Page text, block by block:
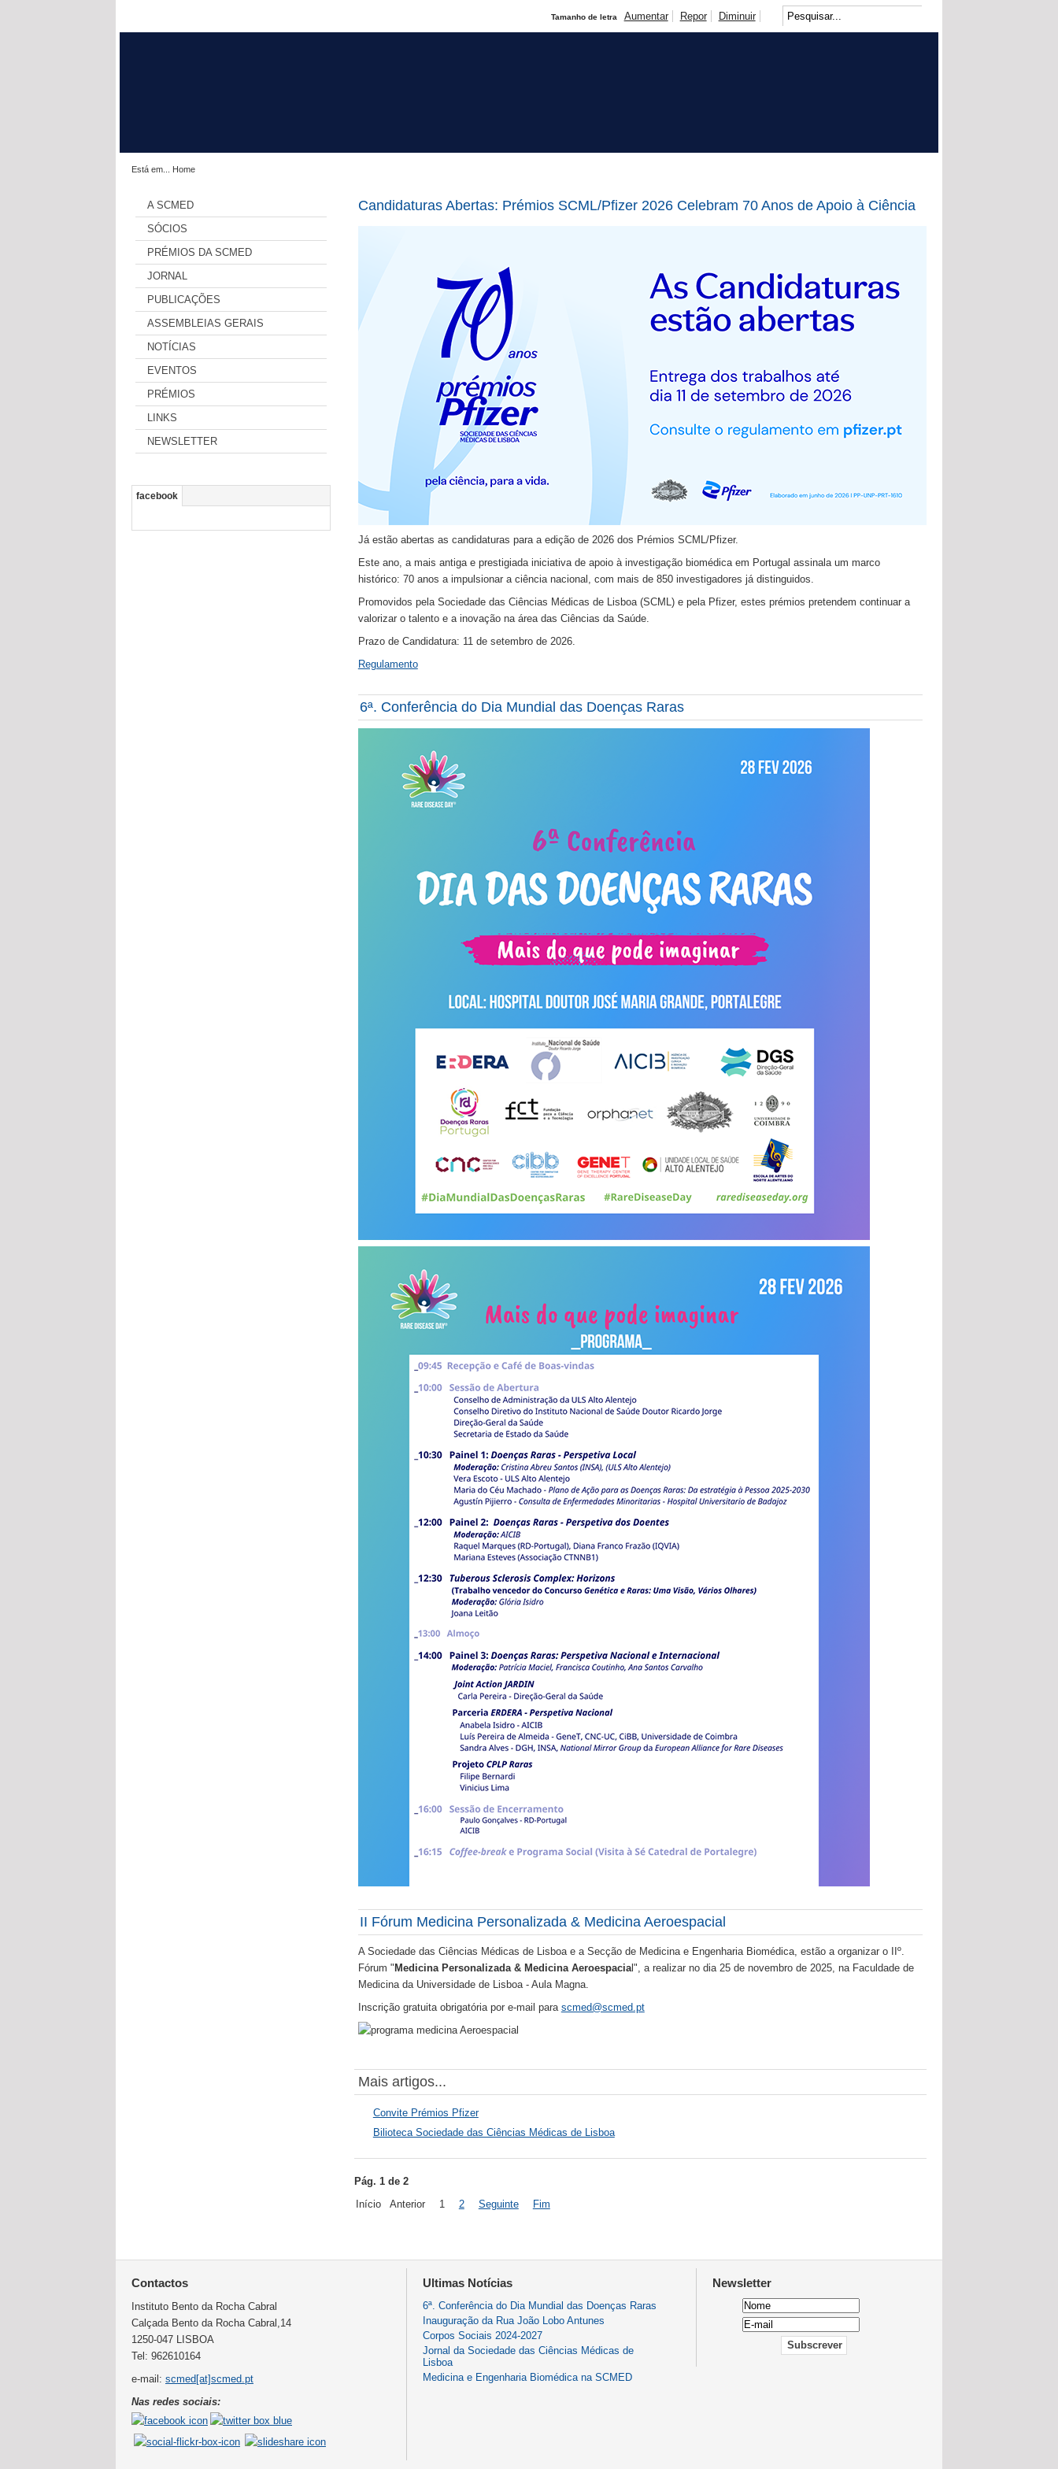
Tamanho de letra Aumentar Repor Diminuir
Está em... Home
A SCMED
SÓCIOS
PRÉMIOS DA SCMED
JORNAL
PUBLICAÇÕES
ASSEMBLEIAS GERAIS
NOTÍCIAS
EVENTOS
PRÉMIOS
LINKS
NEWSLETTER
facebook
Candidaturas Abertas: Prémios SCML/Pfizer 2026 Celebram 70 Anos de Apoio à Ciência
Já estão abertas as candidaturas para a edição de 2026 dos Prémios SCML/Pfizer.
Este ano, a mais antiga e prestigiada iniciativa de apoio à investigação biomédica em Portugal assinala um marco
histórico: 70 anos a impulsionar a ciência nacional, com mais de 850 investigadores já distinguidos.
Promovidos pela Sociedade das Ciências Médicas de Lisboa (SCML) e pela Pfizer, estes prémios pretendem continuar a
valorizar o talento e a inovação na área das Ciências da Saúde.
Prazo de Candidatura: 11 de setembro de 2026.
Regulamento
6ª. Conferência do Dia Mundial das Doenças Raras
II Fórum Medicina Personalizada & Medicina Aeroespacial
A Sociedade das Ciências Médicas de Lisboa e a Secção de Medicina e Engenharia Biomédica, estão a organizar o IIº.
Fórum " Medicina Personalizada & Medicina Aeroespacial", a realizar no dia 25 de novembro de 2025, na Faculdade de
Medicina da Universidade de Lisboa - Aula Magna.
Inscrição gratuita obrigatória por e-mail para scmed@scmed.pt
Mais artigos...
Convite Prémios Pfizer
Bilioteca Sociedade das Ciências Médicas de Lisboa
Pág. 1 de 2
Início
Anterior 1 2 Seguinte Fim
Contactos
Instituto Bento da Rocha Cabral
Calçada Bento da Rocha Cabral,14
1250-047 LISBOA
Tel: 962610164
e-mail: scmed[at]scmed.pt
Nas redes sociais:
Ultimas Notícias
6ª. Conferência do Dia Mundial das Doenças Raras
Inauguração da Rua João Lobo Antunes
Corpos Sociais 2024-2027
Jornal da Sociedade das Ciências Médicas de
Lisboa
Medicina e Engenharia Biomédica na SCMED
Newsletter